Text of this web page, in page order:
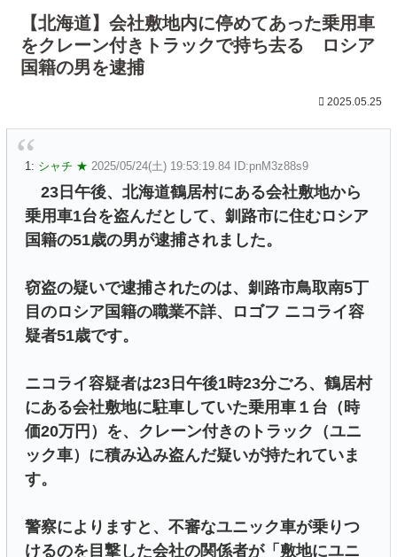
【北海道】会社敷地内に停めてあった乗用車
をクレーン付きトラックで持ち去る ロシア
国籍の男を逮捕
2025.05.25
1: シャチ ★ 2025/05/24(土) 19:53:19.84 ID:pnM3z88s9
23日午後、北海道鶴居村にある会社敷地から
乗用車1台を盗んだとして、釧路市に住むロシア
国籍の51歳の男が逮捕されました。
窃盗の疑いで逮捕されたのは、釧路市鳥取南5丁
目のロシア国籍の職業不詳、ロゴフ ニコライ容
疑者51歳です。
ニコライ容疑者は23日午後1時23分ごろ、鶴居村
にある会社敷地に駐車していた乗用車１台（時
価20万円）を、クレーン付きのトラック（ユニ
ック車）に積み込み盗んだ疑いが持たれていま
す。
警察によりますと、不審なユニック車が乗りつ
けるのを目撃した会社の関係者が「敷地にユニ